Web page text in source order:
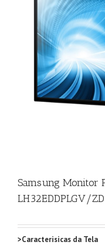
Samsung Monitor
LH32EDDPLGV/ZD
>Caracterisicas da Tela